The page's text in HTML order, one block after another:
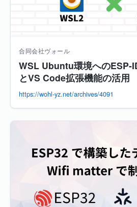
合同会社ヴォール
WSL Ubuntu環境へのESP-
とVS Code拡張機能の活用
https://wohl-yz.net/archives/4091